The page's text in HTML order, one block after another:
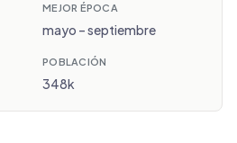
MEJOR ÉPOCA
mayo – septiembre
POBLACIÓN
348k